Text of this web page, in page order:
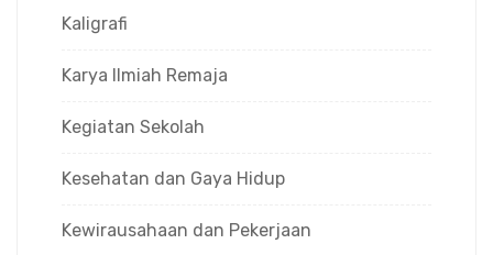
Kaligrafi
Karya Ilmiah Remaja
Kegiatan Sekolah
Kesehatan dan Gaya Hidup
Kewirausahaan dan Pekerjaan